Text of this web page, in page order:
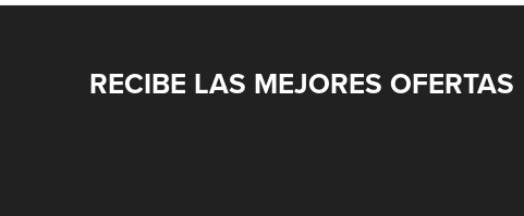
RECIBE LAS MEJORES OFERTAS